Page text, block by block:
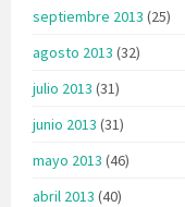
septiembre 2013 (25)
agosto 2013 (32)
julio 2013 (31)
junio 2013 (31)
mayo 2013 (46)
abril 2013 (40)